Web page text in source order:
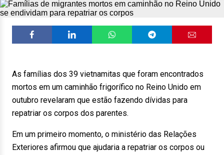
As famílias dos 39 vietnamitas que foram encontrados
mortos em um caminhão frigorífico no Reino Unido em
outubro revelaram que estão fazendo dívidas para
repatriar os corpos dos parentes.
Em um primeiro momento, o ministério das Relações
Exteriores afirmou que ajudaria a repatriar os corpos ou